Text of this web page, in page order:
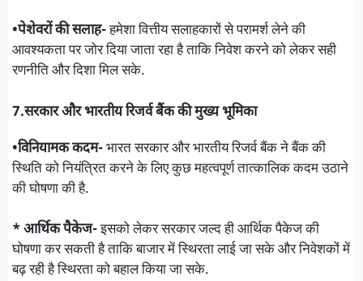
•पेशेवरों की सलाह-हमेशा वित्तीय सलाहकारों से परामर्श लेने की
आवश्यकता पर जोर दिया जाता रहा है ताकि निवेश करने को लेकर सही
रणनीति और दिशा मिल सके.
7.सरकार और भारतीय रिजर्व बैंक की मुख्य भूमिका
•विनियामक कदम-भारत सरकार और भारतीय रिजर्व बैंक ने बैंक की
स्थिति को नियंत्रित करने के लिए कुछ महत्वपूर्ण तात्कालिक कदम उठाने
की घोषणा की है.
* आर्थिक पैकेज-इसको लेकर सरकार जल्द ही आर्थिक पैकेज की
घोषणा कर सकती है ताकि बाजार में स्थिरता लाई जा सके और निवेशकों में
बढ़ रही है स्थिरता को बहाल किया जा सके.